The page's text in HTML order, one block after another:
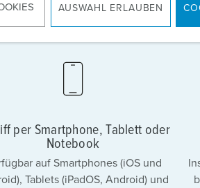
AUSWAHL ERLAUBEN
per Smartphone, Tablett oder
Notebook
auf Smartphones (iOS und
Tablets (iPadOS, Android) und